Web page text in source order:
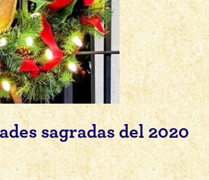
sagradas del 2020